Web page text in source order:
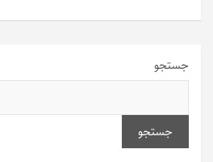
جستجو
جستجو